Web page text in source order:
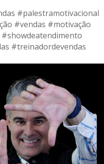
#palestramotivacional
#vendas #motivação
#treinadordevendas